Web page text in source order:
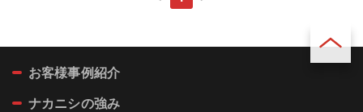
お客様事例紹介
ナカニシの強み